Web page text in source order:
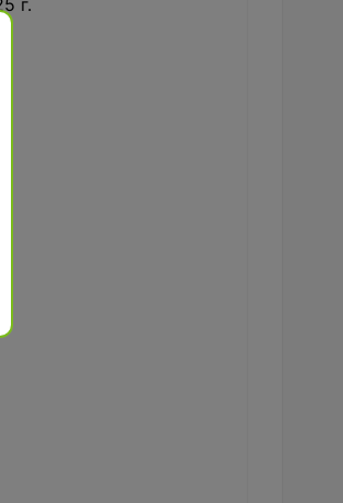
г.